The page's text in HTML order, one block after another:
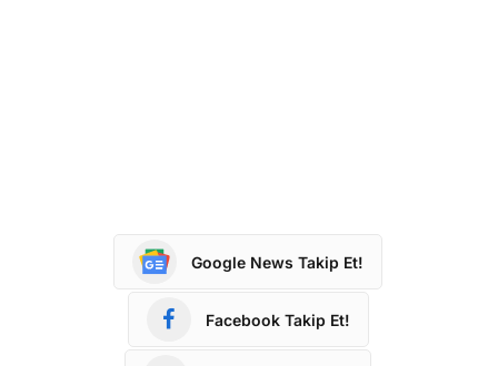
Google News Takip Et!
Facebook Takip Et!